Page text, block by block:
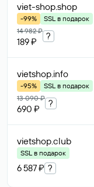
viet-shop.shop
-99%
SSL в подарок
14 982 ₽
189 ₽
?
vietshop.info
-95%
SSL в подарок
13 090 ₽
690 ₽
?
vietshop.club
SSL в подарок
6 587 ₽ ?